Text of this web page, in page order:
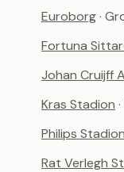
Euroborg·
Fortuna
Johan Cruijff
Kras Stadion
Philips Stadion
Rat Verlegh